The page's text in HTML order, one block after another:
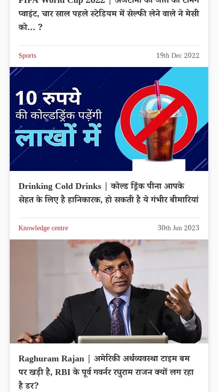
प्वाइंट, चार साल पहले स्टेडियम में सेल्फी लेने वाले ने मेसी
को… ?
Sports 19th Dec 2022
Drinking Cold Drinks | कोल्ड ड्रिंक पीना आपके
सेहत के लिए है हानिकारक, हो सकती है ये गंभीर बीमारियां
Knowledge centre 30th Jun 2023
Raghuram Rajan | अमेरिकी अर्थव्यवस्था टाइम बम
पर खड़ी है, RBI के पूर्व गवर्नर रघुराम राजन क्यों लग रहा
है डर?